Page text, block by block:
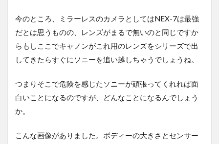
今のところ、ミラーレスのカメラとしてはNEX-7は最強
だとは思うものの、レンズがまるで無いのと同じですか
らもしここでキャノンがこれ用のレンズをシリーズで出
してきたらすぐにソニーを追い越しちゃうでしょうね。
つまりそこで危険を感じたソニーが頑張ってくれれば面
白いことになるのですが、どんなことになるんでしょう
か。
こんな画像がありました。ボディーの大きさとセンサー